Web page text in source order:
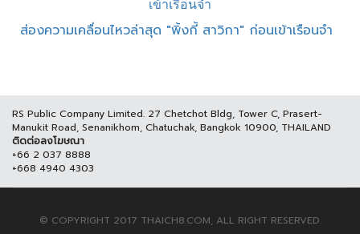
ส่องความเคลื่อนไหวล่าสุด "พิ้งกี้ สาวิกา" ก่อนเข้าเรือนจำ
RS Public Company Limited. 27 Chetchot Bldg, Tower C, Prasert-
Manukit Road, Senanikhom, Chatuchak, Bangkok 10900, THAILAND
ติดต่อลงโฆษณา
+66 2 037 8888
+668 4940 4303
© COPYRIGHT 2017 THAICH8.COM, ALL RIGHT RESERVED.